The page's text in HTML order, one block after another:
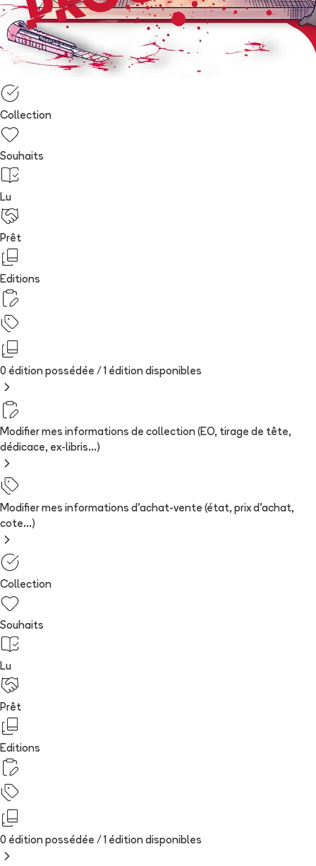
Collection
Souhaits
Lu
Prêt
Editions
0 édition possédée / 1 édition disponibles
Modifier mes informations de collection (EO, tirage de tête,
dédicace, ex-libris...)
Modifier mes informations d'achat-vente (état, prix d'achat,
cote...)
Collection
Souhaits
Lu
Prêt
Editions
0 édition possédée / 1 édition disponibles